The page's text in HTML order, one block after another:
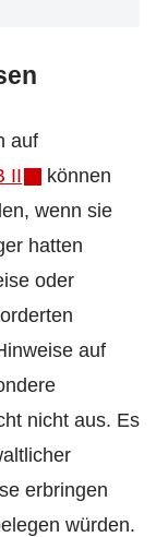
auf
II
können
wenn sie
hatten
oder
auf
nicht aus. Es
erbringen
würden.